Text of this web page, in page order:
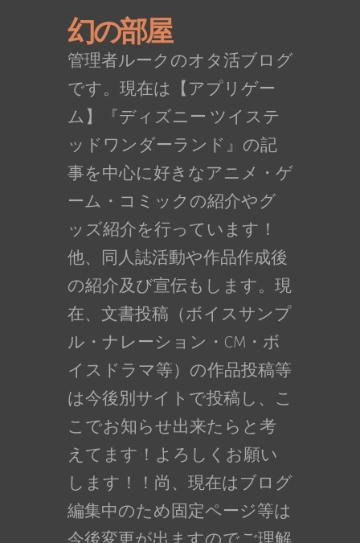
幻の部屋
管理者ルークのオタ活ブログ
です。現在は【アプリゲー
ム】『ディズニー ツイステ
ッドワンダーランド』の記
事を中心に好きなアニメ・ゲ
ーム・コミックの紹介やグ
ッズ紹介を行っています！
他、同人誌活動や作品作成後
の紹介及び宣伝もします。現
在、文書投稿（ボイスサンプ
ル・ナレーション・CM・ボ
イスドラマ等）の作品投稿等
は今後別サイトで投稿し、こ
こでお知らせ出来たらと考
えてます！よろしくお願い
します！！尚、現在はブログ
編集中のため固定ページ等は
今後変更が出ますのでご理解